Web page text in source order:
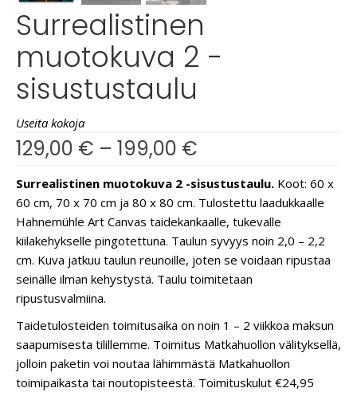
Surrealistinen
muotokuva 2 -
sisustustaulu
Useita kokoja
129,00 € – 199,00 €
Surrealistinen muotokuva 2 -sisustustaulu. Koot: 60 x
60 cm, 70 x 70 cm ja 80 x 80 cm. Tulostettu laadukkaalle
Hahnemühle Art Canvas taidekankaalle, tukevalle
kiilakehykselle pingotettuna. Taulun syvyys noin 2,0 – 2,2
cm. Kuva jatkuu taulun reunoille, joten se voidaan ripustaa
seinälle ilman kehystystä. Taulu toimitetaan
ripustusvalmiina.
Taidetulosteiden toimitusaika on noin 1 – 2 viikkoa maksun
saapumisesta tilillemme. Toimitus Matkahuollon välityksellä,
jolloin paketin voi noutaa lähimmästä Matkahuollon
toimipaikasta tai noutopisteestä. Toimituskulut €24,95